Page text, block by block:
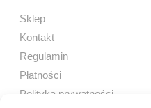
Sklep
Kontakt
Regulamin
Płatności
Polityka prywatności